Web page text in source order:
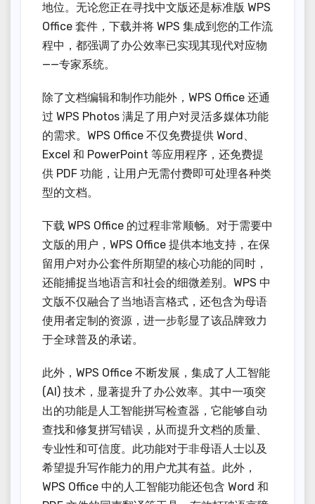
地位。无论您正在寻找中文版还是标准版 WPS
Office 套件，下载并将 WPS 集成到您的工作流
程中，都强调了办公效率已实现其现代对应物
——专家系统。
除了文档编辑和制作功能外，WPS Office 还通
过 WPS Photos 满足了用户对灵活多媒体功能
的需求。WPS Office 不仅免费提供 Word、
Excel 和 PowerPoint 等应用程序，还免费提
供 PDF 功能，让用户无需付费即可处理各种类
型的文档。
下载 WPS Office 的过程非常顺畅。对于需要中
文版的用户，WPS Office 提供本地支持，在保
留用户对办公套件所期望的核心功能的同时，
还能捕捉当地语言和社会的细微差别。WPS 中
文版不仅融合了当地语言格式，还包含为母语
使用者定制的资源，进一步彰显了该品牌致力
于全球普及的承诺。
此外，WPS Office 不断发展，集成了人工智能
(AI) 技术，显著提升了办公效率。其中一项突
出的功能是人工智能拼写检查器，它能够自动
查找和修复拼写错误，从而提升文档的质量、
专业性和可信度。此功能对于非母语人士以及
希望提升写作能力的用户尤其有益。此外，
WPS Office 中的人工智能功能还包含 Word 和